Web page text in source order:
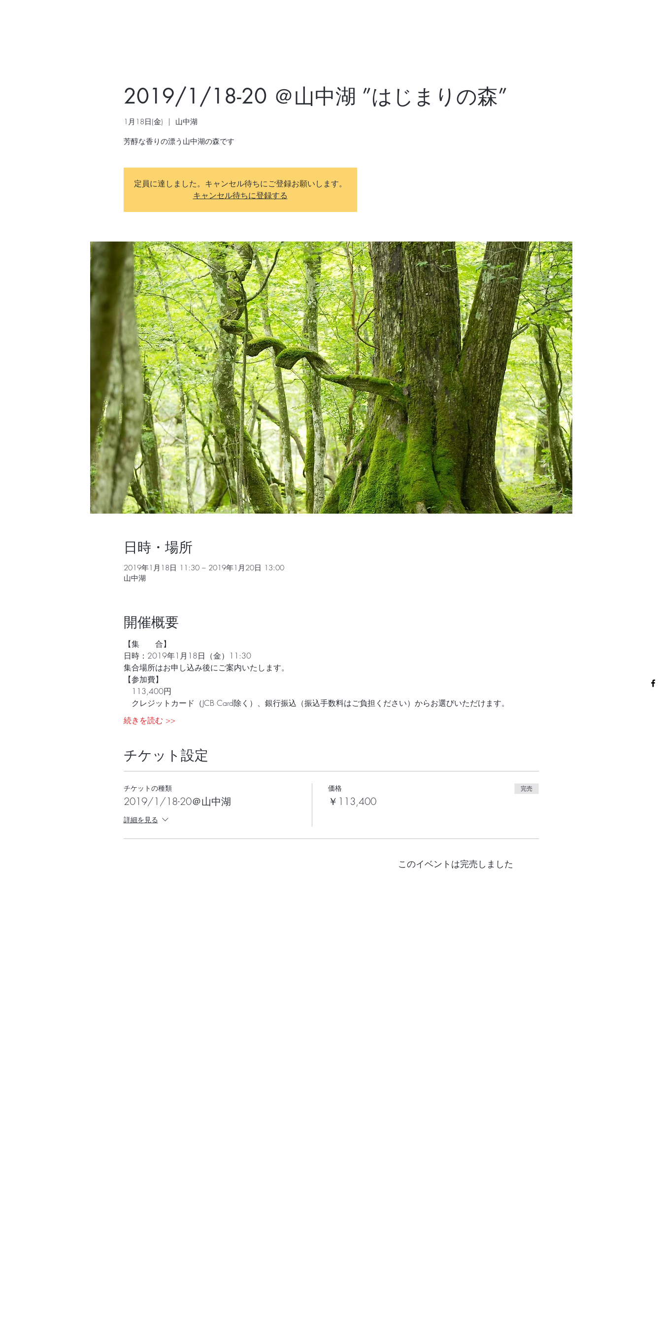
2019/1/18-20 ＠山中湖 ”はじまりの森”
1月18日(金)
  |
山中湖
定員に達しました。キャンセル待ちにご登録お願いします。
キャンセル待ちに登録する
日時・場所
2019年1月18日 11:30 – 2019年1月20日 13:00
山中湖
開催概要
【集　　合】
日時：2019年1月18日（金）11:30
集合場所はお申し込み後にご案内いたします。
【参加費】
113,400円
クレジットカード（JCB Card除く）、銀行振込（振込手数料はご負担ください）からお選びいただけます。
続きを読む >>
チケット設定
チケットの種類
2019/1/18-20＠山中湖
詳細を見る
価格
￥113,400
完売
このイベントは完売しました